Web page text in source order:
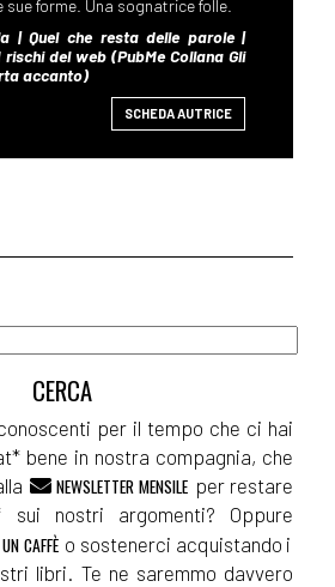
SCHEDA AUTRICE
per il tempo che ci hai
bene in nostra compagnia, che
NEWSLETTER MENSILE per restare
sui nostri argomenti? Oppure
UN CAFFÈ o sostenerci acquistando i
libri. Te ne saremmo davvero